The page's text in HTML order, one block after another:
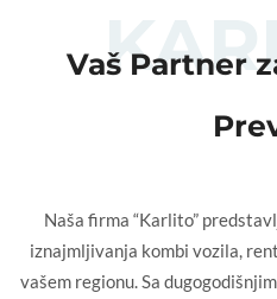
Vaš Partner
Naša firma “Karlito”
iznajmljivanja kombi vozila,
vašem regionu. Sa